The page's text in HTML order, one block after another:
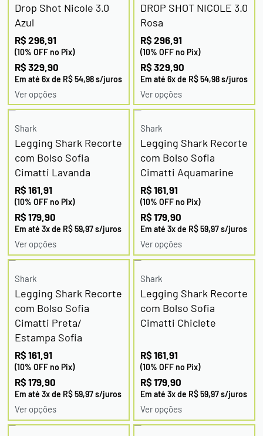
Drop Shot Nicole 3.0
Azul
R$ 296,91
(10% OFF no Pix)
R$ 329,90
Em até 6x de R$54,98s/juros
Ver opções
DROP SHOT NICOLE 3.0
Rosa
R$ 296,91
(10% OFF no Pix)
R$ 329,90
Em até 6x de R$54,98s/juros
Ver opções
Shark
Legging Shark Recorte
com Bolso Sofia
Cimatti Lavanda
R$ 161,91
(10% OFF no Pix)
R$ 179,90
Em até 3x de R$59,97s/juros
Ver opções
Shark
Legging Shark Recorte
com Bolso Sofia
Cimatti Aquamarine
R$ 161,91
(10% OFF no Pix)
R$ 179,90
Em até 3x de R$59,97s/juros
Ver opções
Shark
Legging Shark Recorte
com Bolso Sofia
Cimatti Preta/
Estampa Sofia
R$ 161,91
(10% OFF no Pix)
R$ 179,90
Em até 3x de R$59,97s/juros
Ver opções
Shark
Legging Shark Recorte
com Bolso Sofia
Cimatti Chiclete
R$ 161,91
(10% OFF no Pix)
R$ 179,90
Em até 3x de R$59,97s/juros
Ver opções